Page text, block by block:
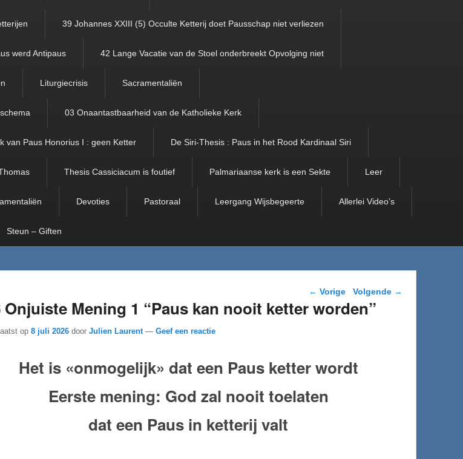
39 Johannes XXIII (5) Occulte Ketterij doet Pausschap niet verliezen
werd Antipaus 42 Lange Vacatie van de Stoel onderbreekt Opvolging niet
Liturgiecrisis Sacramentaliën
03 Onaantastbaarheid van de Katholieke Kerk
van Paus Honorius I : geen Ketter De Siri-Thesis : Paus in het Rood Kardinaal Siri
Thesis Cassiciacum is foutief Palmariaanse kerk is een Sekte Leer
Devoties Pastoraal Leergang Wijsbegeerte Allerlei Video’s
Steun – Giften
Berichtnavigatie
← Vorige Volgende →
Onjuiste Mening 1 “Paus kan nooit ketter worden”
op 8 juli 2026 door Julien Laurent — Geef een reactie
Het is «onmogelijk» dat een Paus ketter wordt
Eerste mening: God zal nooit toelaten
dat een Paus in ketterij valt